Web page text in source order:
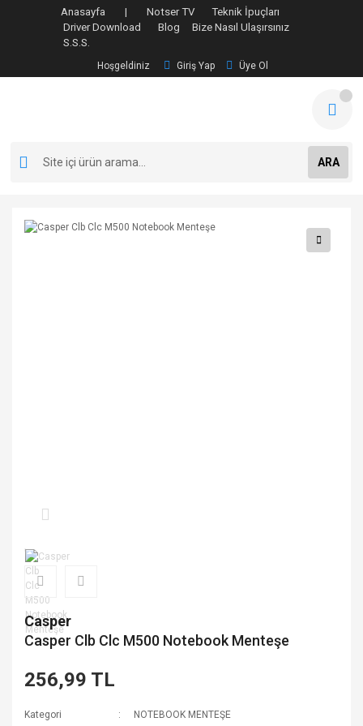
Anasayfa | Notser TV
Teknik İpuçları
Driver Download
Blog
Bize Nasıl Ulaşırsınız
S.S.S.
Hoşgeldiniz Giriş Yap Üye Ol
ARA
Casper
Casper Clb Clc M500 Notebook Menteşe
256,99 TL
Kategori
NOTEBOOK MENTEŞE